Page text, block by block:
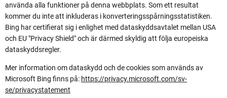
använda alla funktioner på denna webbplats. Som ett resultat
kommer du inte att inkluderas i konverteringsspårningsstatistiken.
Bing har certifierat sig i enlighet med dataskyddsavtalet mellan USA
och EU "Privacy Shield" och är därmed skyldig att följa europeiska
dataskyddsregler.
Mer information om dataskydd och de cookies som används av
Microsoft Bing finns på: https://privacy.microsoft.com/sv-
se/privacystatement